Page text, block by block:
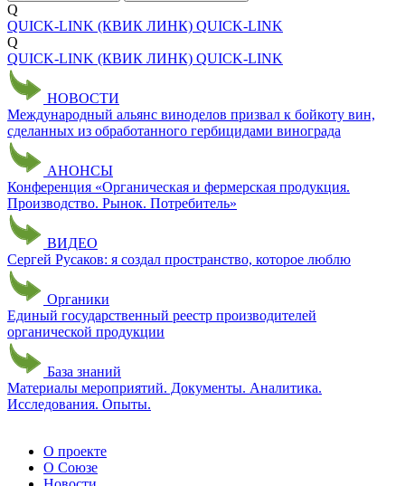
Q
QUICK-LINK (КВИК ЛИНК) QUICK-LINK
Q
QUICK-LINK (КВИК ЛИНК) QUICK-LINK
НОВОСТИ
Международный альянс виноделов призвал к бойкоту вин,
сделанных из обработанного гербицидами винограда
АНОНСЫ
Конференция «Органическая и фермерская продукция.
Производство. Рынок. Потребитель»
ВИДЕО
Сергей Русаков: я создал пространство, которое люблю
Органики
Единый государственный реестр производителей
органической продукции
База знаний
Материалы мероприятий. Документы. Аналитика.
Исследования. Опыты.
О проекте
О Союзе